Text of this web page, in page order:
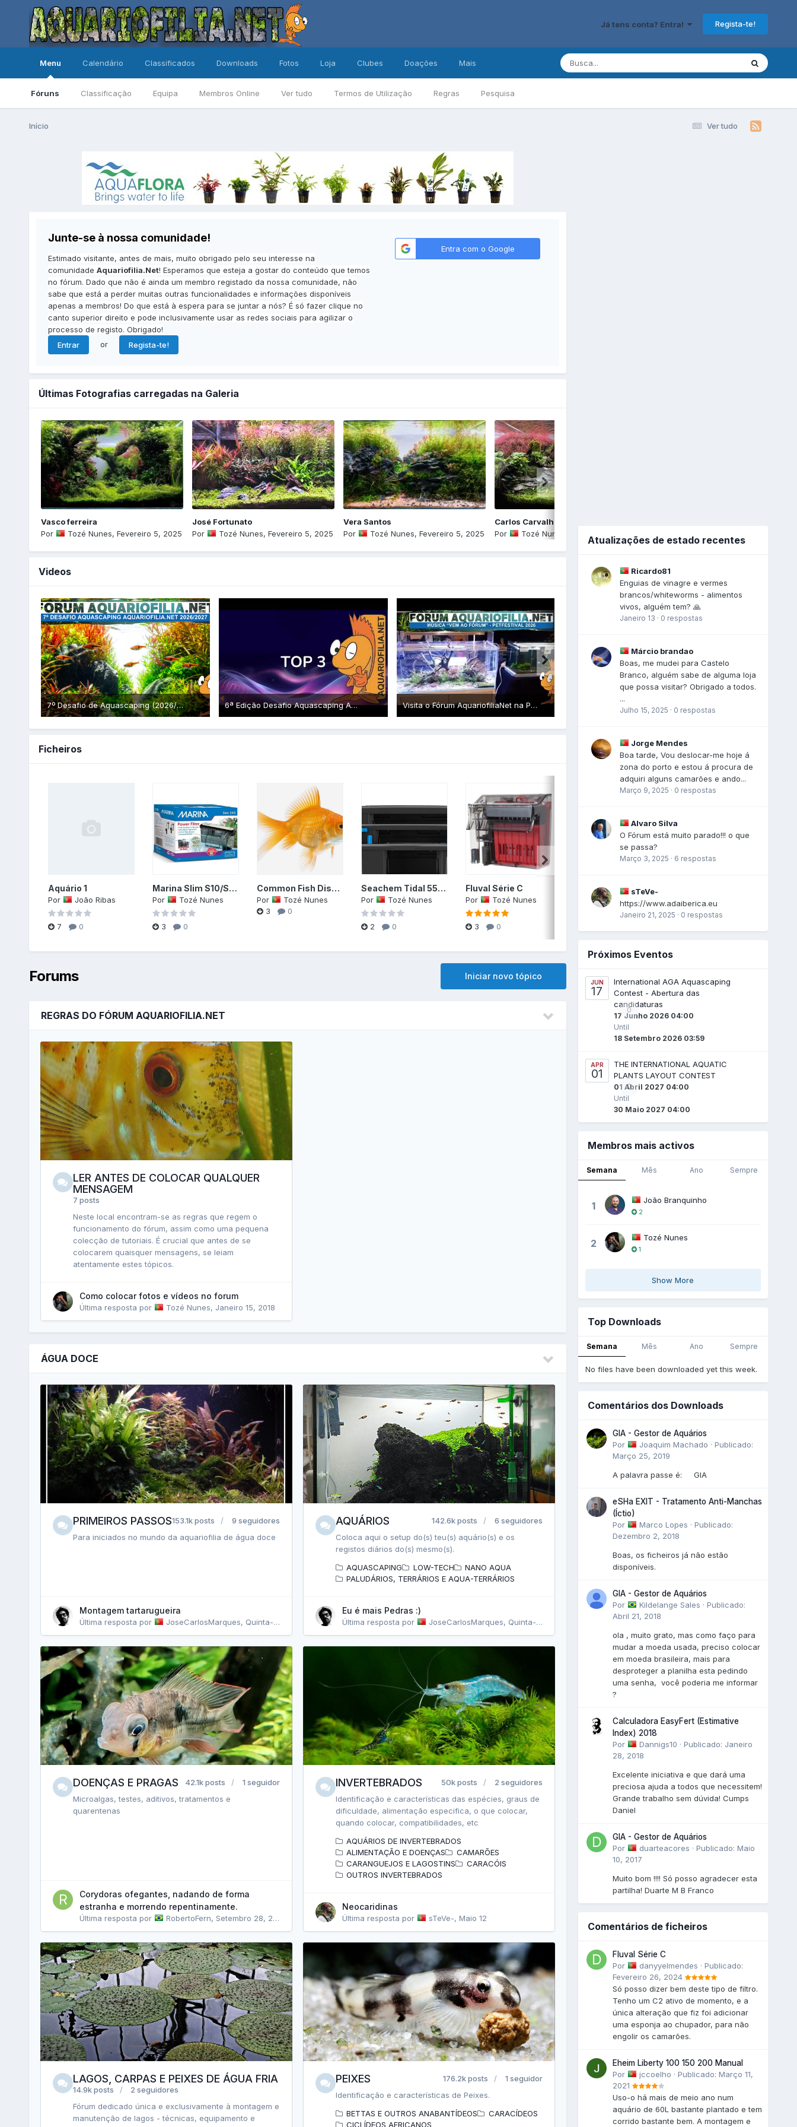
Já tens conta? Entra! Regista-te!
Menu
Fóruns Classificação Equipa Membros Online Ver tudo Termos de Utilização Regras Pesquisa
Calendário Classificados Downloads Fotos Loja Clubes Doações Mais
Ver tudo
Início
Junte-se à nossa comunidade!
Estimado visitante, antes de mais, muito obrigado pelo seu interesse na
comunidade Aquariofilia.Net! Esperamos que esteja a gostar do conteúdo que temos
no fórum. Dado que não é ainda um membro registado da nossa comunidade, não
sabe que está a perder muitas outras funcionalidades e informações disponíveis
apenas a membros! Do que está à espera para se juntar a nós? É só fazer clique no
canto superior direito e pode inclusivamente usar as redes sociais para agilizar o
processo de registo. Obrigado!
Entrar
or Regista-te!
Entra com o Google
Últimas Fotografias carregadas na Galeria
Vasco ferreira
Por
Tozé Nunes, Fevereiro 5, 2025
José Fortunato
Por
Tozé Nunes, Fevereiro 5, 2025
Vera Santos
Por
Tozé Nunes, Fevereiro 5, 2025
Carlos Carvalheira
Por
Tozé Nunes
Videos
7º Desafio de Aquascaping (2026/2027) | Aquariofilia.Net (Teaser) 6ª Edição Desafio Aquascaping Aquariofilia.Net - Pontuação do Júri Visita o Fórum AquariofiliaNet na PetFestival entre 6 e 8 de Fevereiro 2026
Ficheiros
Aquário 1
Por João Ribas
7 0
Marina Slim S10/S15/S20
Por Tozé Nunes
3 0
Common Fish Diseases and Seachem Treatments
Por
Tozé Nunes
3
0
Seachem Tidal 55/75/110
Por Tozé Nunes
2 0
Fluval Série C
Por Tozé Nunes
3 0
Forums Iniciar novo tópico
REGRAS DO FÓRUM AQUARIOFILIA.NET
LER ANTES DE COLOCAR QUALQUER
MENSAGEM
7 posts
Neste local encontram-se as regras que regem o
funcionamento do fórum, assim como uma pequena
colecção de tutoriais. É crucial que antes de se
colocarem quaisquer mensagens, se leiam
atentamente estes tópicos.
Como colocar fotos e vídeos no forum
Última resposta por Tozé Nunes, Janeiro 15, 2018
ÁGUA DOCE
PRIMEIROS PASSOS153.1k posts
9 seguidores
Para iniciados no mundo da aquariofilia de água doce
Montagem tartarugueira
Última resposta por JoseCarlosMarques, Quinta-feira às 21:08
AQUÁRIOS 142.6k posts
6 seguidores
Coloca aqui o setup do(s) teu(s) aquário(s) e os
registos diários do(s) mesmo(s).
AQUASCAPING
LOW-TECH
NANO AQUA
PALUDÁRIOS, TERRÁRIOS E AQUA-TERRÁRIOS
Eu é mais Pedras :)
Última resposta por JoseCarlosMarques, Quinta-feira às 12:34
DOENÇAS E PRAGAS 42.1k posts
1 seguidor
Microalgas, testes, aditivos, tratamentos e
quarentenas
Corydoras ofegantes, nadando de forma
estranha e morrendo repentinamente.
Última resposta por RobertoFern, Setembro 28, 2024
INVERTEBRADOS 50k posts
2 seguidores
Identificação e características das espécies, graus de
dificuldade, alimentação especifica, o que colocar,
quando colocar, compatibilidades, etc
AQUÁRIOS DE INVERTEBRADOS
ALIMENTAÇÃO E DOENÇAS
CAMARÕES
CARANGUEJOS E LAGOSTINS
CARACÓIS
OUTROS INVERTEBRADOS
Neocaridinas
Última resposta por sTeVe-, Maio 12
LAGOS, CARPAS E PEIXES DE ÁGUA FRIA
14.9k posts
2 seguidores
Fórum dedicado única e exclusivamente à montagem e
manutenção de lagos - técnicas, equipamento e
PEIXES 176.2k posts
1 seguidor
Identificação e características de Peixes.
BETTAS E OUTROS ANABANTÍDEOS
CARACÍDEOS
CICLÍDEOS AFRICANOS
Atualizações de estado recentes
Ricardo81
Enguias de vinagre e vermes
brancos/whiteworms - alimentos
vivos, alguém tem? 🙏
Janeiro 13 · 0 respostas
Márcio brandao
Boas, me mudei para Castelo
Branco, alguém sabe de alguma loja
que possa visitar? Obrigado a todos.
...
Julho 15, 2025 · 0 respostas
Jorge Mendes
Boa tarde, Vou deslocar-me hoje á
zona do porto e estou á procura de
adquiri alguns camarões e ando...
Março 9, 2025 · 0 respostas
Alvaro Silva
O Fórum está muito parado!!! o que
se passa?
Março 3, 2025 · 6 respostas
sTeVe-
https://www.adaiberica.eu
Janeiro 21, 2025 · 0 respostas
Próximos Eventos
JUN
17
0
International AGA Aquascaping
Contest - Abertura das
candidaturas
17 Junho 2026 04:00
Until
18 Setembro 2026 03:59
APR
01
0
THE INTERNATIONAL AQUATIC
PLANTS LAYOUT CONTEST
01 Abril 2027 04:00
Until
30 Maio 2027 04:00
Membros mais activos
Semana Mês Ano Sempre
1 João Branquinho
2
2 Tozé Nunes
1
Show More
Top Downloads
Semana Mês Ano Sempre
No files have been downloaded yet this week.
Comentários dos Downloads
GIA - Gestor de Aquários
Por
Joaquim Machado · Publicado:
Março 25, 2019
A palavra passe é: GIA
eSHa EXIT - Tratamento Anti-Manchas
(Íctio)
Por
Marco Lopes · Publicado:
Dezembro 2, 2018
Boas, os ficheiros já não estão
disponíveis.
GIA - Gestor de Aquários
Por
Kildelange Sales · Publicado:
Abril 21, 2018
ola , muito grato, mas como faço para
mudar a moeda usada, preciso colocar
em moeda brasileira, mais para
desproteger a planilha esta pedindo
uma senha, você poderia me informar
?
Calculadora EasyFert (Estimative
Index) 2018
Por
Dannigs10 · Publicado: Janeiro
28, 2018
Excelente iniciativa e que dará uma
preciosa ajuda a todos que necessitem!
Grande trabalho sem dúvida! Cumps
Daniel
GIA - Gestor de Aquários
Por
duarteacores · Publicado: Maio
10, 2017
Muito bom !!!! Só posso agradecer esta
partilha! Duarte M B Franco
Comentários de ficheiros
Fluval Série C
Por
danyyelmendes · Publicado:
Fevereiro 26, 2024
Só posso dizer bem deste tipo de filtro.
Tenho um C2 ativo de momento, e a
única alteração que fiz foi adicionar
uma esponja ao chupador, para não
engolir os camarões.
Eheim Liberty 100 150 200 Manual
Por
jccoelho · Publicado: Março 11,
2021
Uso-o há mais de meio ano num
aquário de 60L bastante plantado e tem
corrido bastante bem. A montagem e